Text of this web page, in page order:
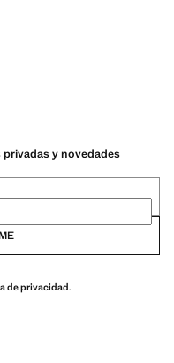
y novedades
de privacidad.